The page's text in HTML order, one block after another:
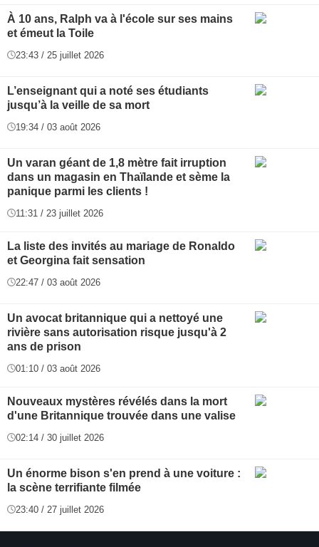
À 10 ans, Ralph va à l'école sur ses mains
et émeut la Toile
23:43 / 25 juillet 2026
L’enseignant qui a noté ses étudiants
jusqu’à la veille de sa mort
19:34 / 03 août 2026
Un varan géant de 1,8 mètre fait irruption
dans un magasin en Thaïlande et sème la
panique parmi les clients !
11:31 / 23 juillet 2026
La liste des invités au mariage de Ronaldo
et Georgina fait sensation
22:47 / 03 août 2026
Un avocat britannique qui a nettoyé une
rivière sans autorisation risque jusqu'à 2
ans de prison
01:10 / 03 août 2026
Nouveaux mystères révélés dans la mort
d'une Britannique trouvée dans une valise
02:14 / 30 juillet 2026
Un énorme bison s'en prend à une voiture :
la scène terrifiante filmée
23:40 / 27 juillet 2026